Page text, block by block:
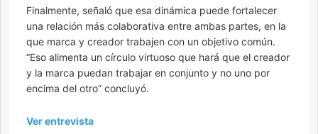
Finalmente, señaló que esa dinámica puede fortalecer
una relación más colaborativa entre ambas partes, en la
que marca y creador trabajen con un objetivo común.
“Eso alimenta un círculo virtuoso que hará que el creador
y la marca puedan trabajar en conjunto y no uno por
encima del otro” concluyó.
Ver entrevista